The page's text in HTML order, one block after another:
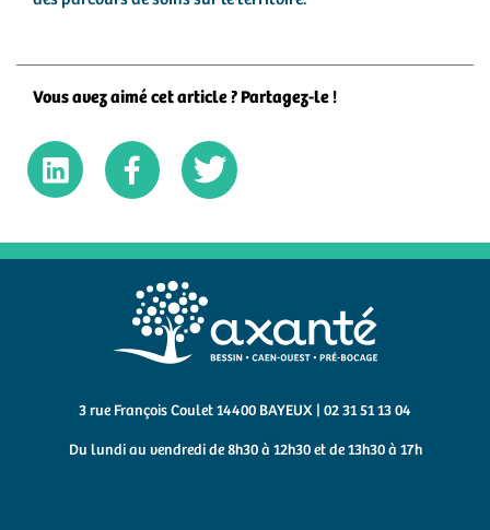
Vous avez aimé cet article ? Partagez-le !
3 rue François Coulet 14400 BAYEUX | 02 31 51 13 04
Du lundi au vendredi de 8h30 à 12h30 et de 13h30 à 17h